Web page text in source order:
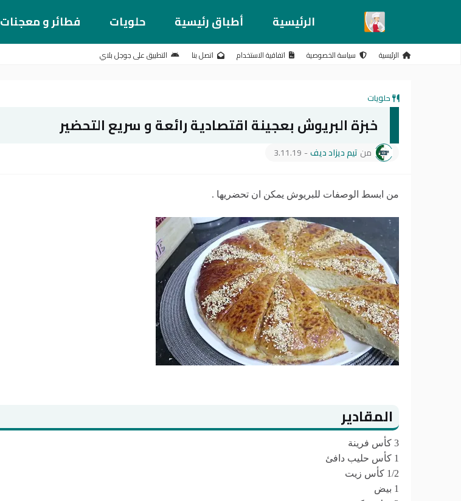
الرئيسية أطباق رئيسية حلويات فطائر و معجنات
الرئيسية سياسة الخصوصية اتفاقية الاستخدام اتصل بنا التطبيق على جوجل بلاي
حلويات
خبزة البريوش بعجينة اقتصادية رائعة و سريع التحضير
من تيم ديزاد ديف-
3.11.19
من ابسط الوصفات للبريوش يمكن ان تحضريها .
المقادير
3 كأس فرينة
1 كأس حليب دافئ
1/2 كأس زيت
1 بيض